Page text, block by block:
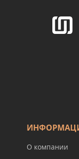
О компании